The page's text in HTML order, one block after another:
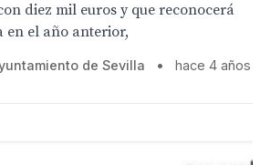
diez mil euros y que reconocerá
el año anterior,
de Sevilla • hace 4 años